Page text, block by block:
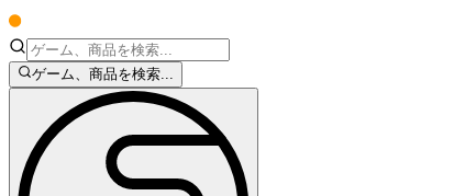
ゲーム、商品を検索...